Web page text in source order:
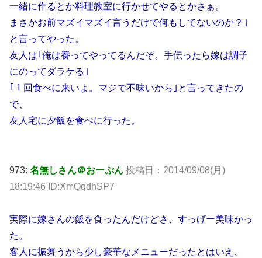
一緒に作るとか料理教室に行かせてやるとかさぁ。
まさかお前マズイマズイ言うだけで何もしてないのか？｣
と言ってやった。
友人は｢俺は養ってやってるんだぞ。手伝ったら嫁は調子
にのってダラケる｣
｢１回食べに来いよ。マジで不味いから｣と言ってきたの
で、
友人宅に夕飯を食べに行った。
973: 名無しさん＠おーぷん 投稿日：2014/09/08(月)
18:19:46 ID:XmQqdhSP7
実際に嫁さんの飯を食ったんだけどさ、すっげー美味かっ
た。
客人に振舞うから少し豪華なメニューだったとはいえ、